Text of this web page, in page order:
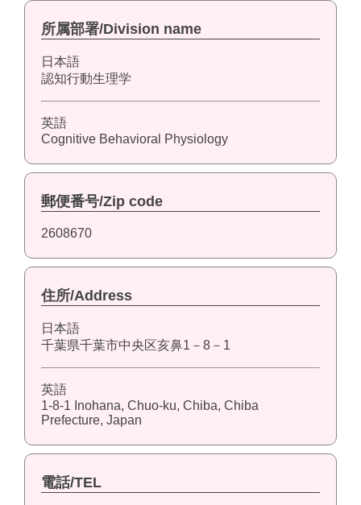
所属部署/Division name
日本語
認知行動生理学
英語
Cognitive Behavioral Physiology
郵便番号/Zip code
2608670
住所/Address
日本語
千葉県千葉市中央区亥鼻1－8－1
英語
1-8-1 Inohana, Chuo-ku, Chiba, Chiba
Prefecture, Japan
電話/TEL